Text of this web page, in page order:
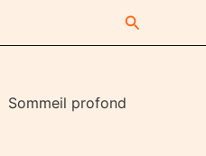
Sommeil profond